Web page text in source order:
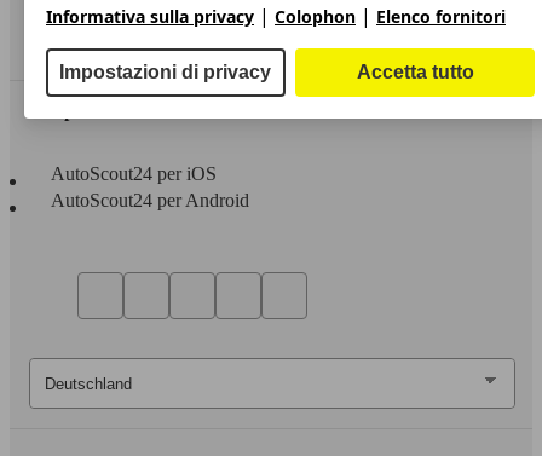
Servizi
Area rivenditori
AutoScout24 per iOS
AutoScout24 per Android
Informativa sulla privacy | Colophon | Elenco fornitori
Impostazioni di privacy Accetta tutto